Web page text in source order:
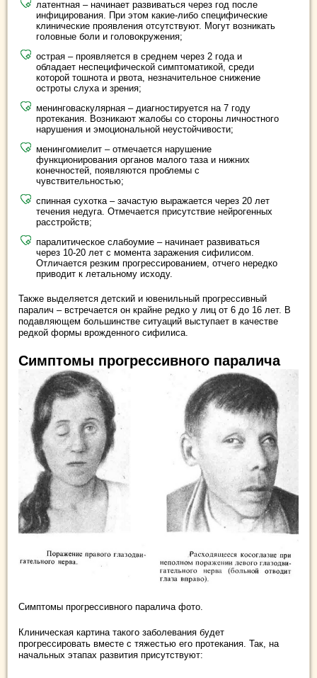
латентная – начинает развиваться через год после
инфицирования. При этом какие-либо специфические
клинические проявления отсутствуют. Могут возникать
головные боли и головокружения;
острая – проявляется в среднем через 2 года и
обладает неспецифической симптоматикой, среди
которой тошнота и рвота, незначительное снижение
остроты слуха и зрения;
менинговаскулярная – диагностируется на 7 году
протекания. Возникают жалобы со стороны личностного
нарушения и эмоциональной неустойчивости;
менингомиелит – отмечается нарушение
функционирования органов малого таза и нижних
конечностей, появляются проблемы с
чувствительностью;
спинная сухотка – зачастую выражается через 20 лет
течения недуга. Отмечается присутствие нейрогенных
расстройств;
паралитическое слабоумие – начинает развиваться
через 10-20 лет с момента заражения сифилисом.
Отличается резким прогрессированием, отчего нередко
приводит к летальному исходу.
Также выделяется детский и ювенильный прогрессивный
паралич – встречается он крайне редко у лиц от 6 до 16 лет. В
подавляющем большинстве ситуаций выступает в качестве
редкой формы врожденного сифилиса.
Симптомы прогрессивного паралича
Симптомы прогрессивного паралича фото.
Клиническая картина такого заболевания будет
прогрессировать вместе с тяжестью его протекания. Так, на
начальных этапах развития присутствуют: